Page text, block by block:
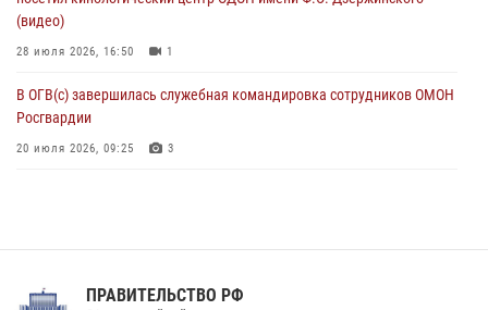
(видео)
28 июля 2026, 16:50 1
В ОГВ(с) завершилась служебная командировка сотрудников ОМОН
Росгвардии
20 июля 2026, 09:25 3
ПРАВИТЕЛЬСТВО РФ